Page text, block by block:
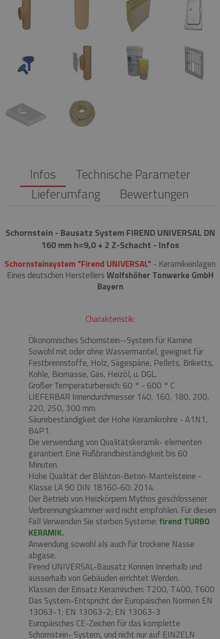
Infos
Technische Parameter
Lieferumfang
Bewertungen
Schornstein - Bausatz System FIREND UNIVERSAL DN
160 mm h=9,0 + 2 Z-Schacht - Infos
Schornsteinsystem "Firend UNIVERSAL" - Keramikeinlagen
Eines deutschen HerstellersWolfshöher Tonwerke GmbH
Bayern
Charakteristik:
Ökonomisches Schornstein--System für Kamine
Sowohl mit oder ohne Wassermantel, geeignet für
Festbrennstoffe, Holz, Sägespäne, Pellets, Briketts,
Kohle, Biomasse, Gas, Heizöl, u. DGL.
Großer Temperaturbereich: 60 ° - 600 ° C
LIEFERBAR Innendurchmesser 140, 160, 180, 200,
220, 250, 300 mm.
Säurebeständigkeit der Hohe Keramikrohre - A1N1,
B4P1.
Die verwendung von Qualitätskeramik- elementen
garantiert Eine Rußbrandbeständigkeit bis 60
Minuten.
Hohe Qualität der Blähton-Beton-Mantelsteine ​​-
Klasse LA 90 DIN 18160-60: 2014.
Der Betrieb von Heizkörpern Mythos geschlossener
Verbrennungskammer wird nicht empfohlen. Für diesen
Fall Verwenden Sie sterben Systeme: firend TURBO
KERAMIK.
Anwendung sowohl als auch für trockene Nasse
abgase.
Firend UNIVERSAL-Bausatz Konnen Innerhalb und
ausserhalb von Gebäuden errichtet Werden.
Klassen der Einsatz Keramischen: T200, T400, T600
Das System-Entspricht der Europaischen Normen EN
13063-1; EN 13063-2; EN 13063-3
Europäisches CE-Zeichen für das komplette
Schornstein- System, und nicht nur auf EINZELN